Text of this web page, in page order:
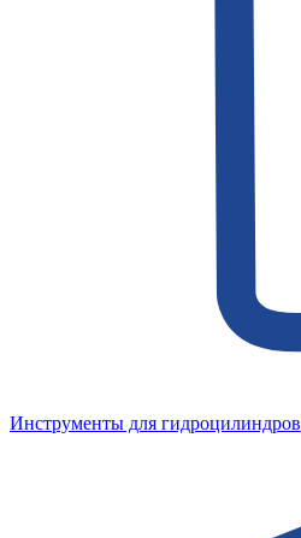
Инструменты для гидроцилиндров